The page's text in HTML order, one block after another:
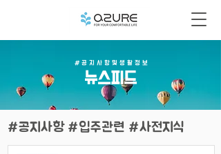
# 공 지 사 항 및 생 활 정 보
​뉴스피드
#공지사항 #입주관련 #사전지식